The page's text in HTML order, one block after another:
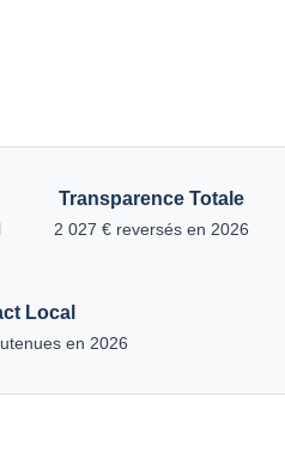
Transparence Totale
2 027 € reversés en 2026
Local
en 2026